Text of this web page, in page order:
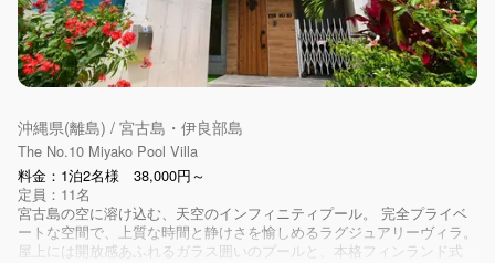
きくのこ3缶ヴィラ＆テラス ロイヤルテラススイート A棟 Room〈キ
ク〉
料金：1泊￥48,000～
定員：8名
ンしました テラス、エアコン付きのユニット（バルコニー付）、無料
WiFiを提供しています 専用無料駐車完備！ 一番広いA棟（r...
沖縄県(離島) / 宮古島・伊良部島
The No.10 Miyako Pool Villa
料金：1泊2名様 38,000円～
定員：11名
宮古島の空に溶け込む、天空のインフィニティプール。 完全プライベ
ートな空間で、上質な時間と静けさを愉しめるラグジュアリーヴィラ。
屋上には開放感あふれるガラス囲いのプールと、本格フィンランド式